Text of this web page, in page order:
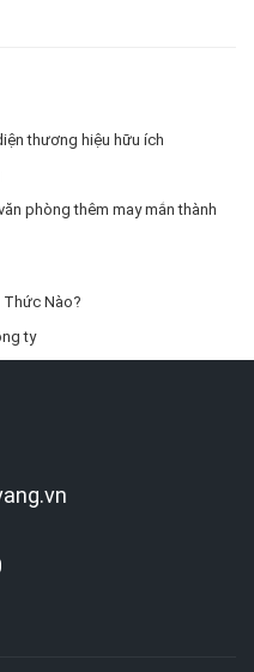
thương hiệu hữu ích
phòng thêm may mắn thành
Thức Nào?
ty